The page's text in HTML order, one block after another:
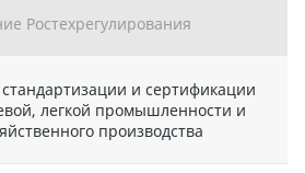
Ростехрегулирования
и сертификации
легкой промышленности и
производства